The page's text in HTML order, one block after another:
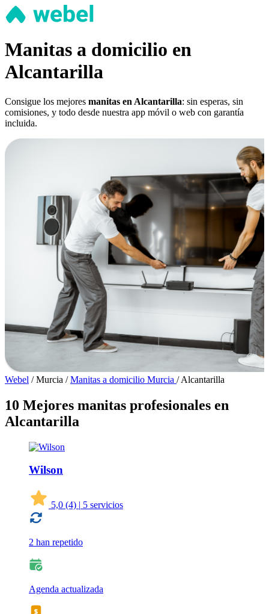
Manitas a domicilio en
Alcantarilla
Consigue los mejores manitas en Alcantarilla: sin esperas, sin
comisiones, y todo desde nuestra app móvil o web con garantía
incluida.
Webel / Murcia / Manitas a domicilio Murcia / Alcantarilla
10 Mejores manitas profesionales en
Alcantarilla
Wilson
5,0 (4) | 5 servicios
2 han repetido
Agenda actualizada